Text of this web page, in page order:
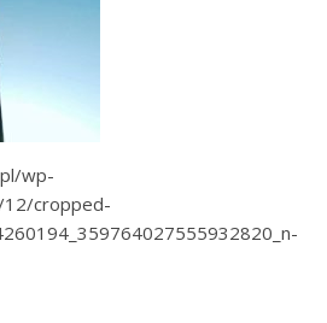
wp-
cropped-